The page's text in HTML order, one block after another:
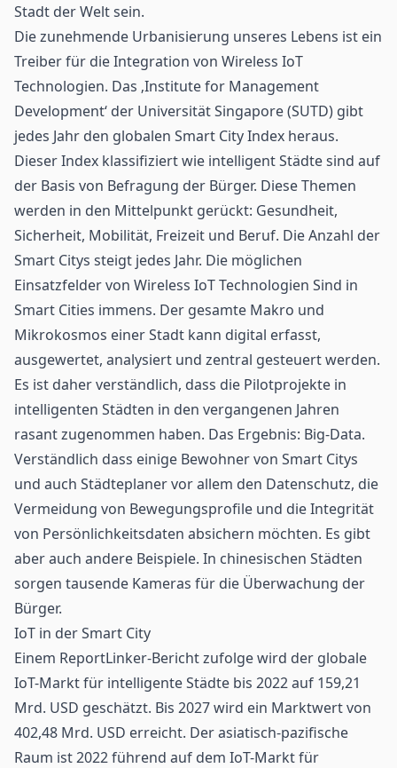
Stadt der Welt sein.
Die zunehmende Urbanisierung unseres Lebens ist ein
Treiber für die Integration von Wireless IoT
Technologien. Das ‚Institute for Management
Development‘ der Universität Singapore (SUTD) gibt
jedes Jahr den globalen Smart City Index heraus.
Dieser Index klassifiziert wie intelligent Städte sind auf
der Basis von Befragung der Bürger. Diese Themen
werden in den Mittelpunkt gerückt: Gesundheit,
Sicherheit, Mobilität, Freizeit und Beruf. Die Anzahl der
Smart Citys steigt jedes Jahr. Die möglichen
Einsatzfelder von Wireless IoT Technologien Sind in
Smart Cities immens. Der gesamte Makro und
Mikrokosmos einer Stadt kann digital erfasst,
ausgewertet, analysiert und zentral gesteuert werden.
Es ist daher verständlich, dass die Pilotprojekte in
intelligenten Städten in den vergangenen Jahren
rasant zugenommen haben. Das Ergebnis: Big-Data.
Verständlich dass einige Bewohner von Smart Citys
und auch Städteplaner vor allem den Datenschutz, die
Vermeidung von Bewegungsprofile und die Integrität
von Persönlichkeitsdaten absichern möchten. Es gibt
aber auch andere Beispiele. In chinesischen Städten
sorgen tausende Kameras für die Überwachung der
Bürger.
IoT in der Smart City
Einem ReportLinker-Bericht zufolge wird der globale
IoT-Markt für intelligente Städte bis 2022 auf 159,21
Mrd. USD geschätzt. Bis 2027 wird ein Marktwert von
402,48 Mrd. USD erreicht. Der asiatisch-pazifische
Raum ist 2022 führend auf dem IoT-Markt für